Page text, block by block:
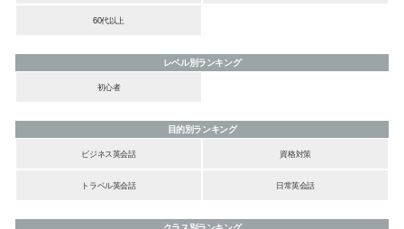
60代以上
レベル別ランキング
初心者
目的別ランキング
ビジネス英会話
資格対策
トラベル英会話 日常英会話